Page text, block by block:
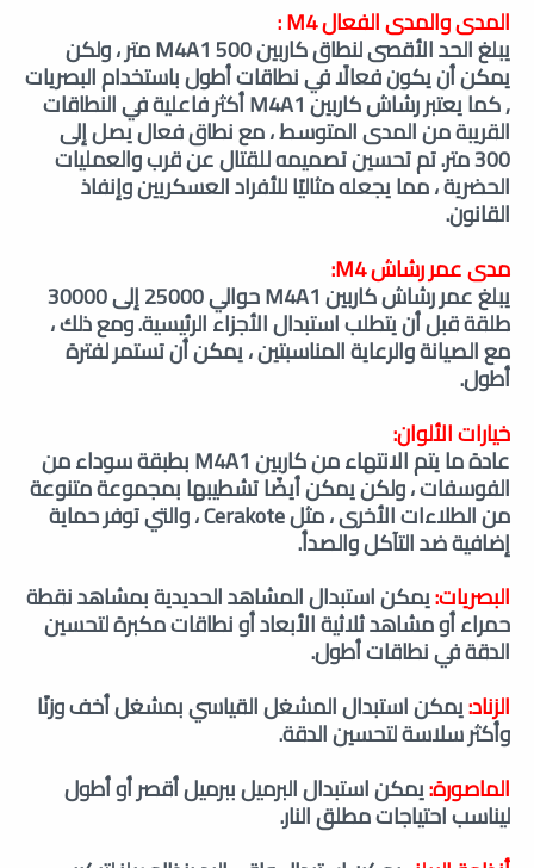
المدى والمدى الفعال M4 :
يبلغ الحد الأقصى لنطاق كاربين M4A1 500 متر ، ولكن
يمكن أن يكون فعالًا في نطاقات أطول باستخدام البصريات
, كما يعتبر رشاش كاربين M4A1 أكثر فاعلية في النطاقات
القريبة من المدى المتوسط ، مع نطاق فعال يصل إلى
300 متر. تم تحسين تصميمه للقتال عن قرب والعمليات
الحضرية ، مما يجعله مثاليًا للأفراد العسكريين وإنفاذ
القانون.
مدى عمر رشاش M4:
يبلغ عمر رشاش كاربين M4A1 حوالي 25000 إلى 30000
طلقة قبل أن يتطلب استبدال الأجزاء الرئيسية. ومع ذلك ،
مع الصيانة والرعاية المناسبتين ، يمكن أن تستمر لفترة
أطول.
خيارات الألوان:
عادة ما يتم الانتهاء من كاربين M4A1 بطبقة سوداء من
الفوسفات ، ولكن يمكن أيضًا تشطيبها بمجموعة متنوعة
من الطلاءات الأخرى ، مثل Cerakote ، والتي توفر حماية
إضافية ضد التآكل والصدأ.
البصريات:يمكن استبدال المشاهد الحديدية بمشاهد نقطة
حمراء أو مشاهد ثلاثية الأبعاد أو نطاقات مكبرة لتحسين
الدقة في نطاقات أطول.
الزناد:يمكن استبدال المشغل القياسي بمشغل أخف وزنًا
وأكثر سلاسة لتحسين الدقة.
الماصورة:يمكن استبدال البرميل ببرميل أقصر أو أطول
ليناسب احتياجات مطلق النار.